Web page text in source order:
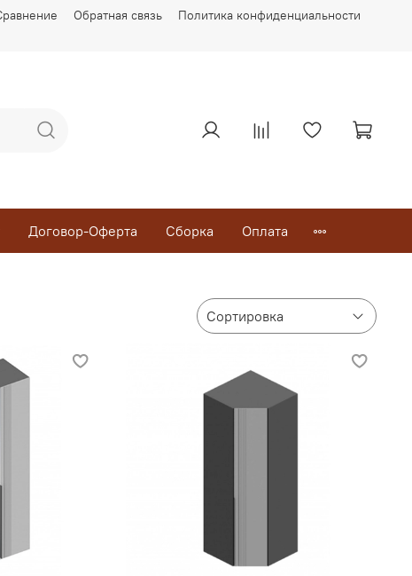
Обратная связь Политика конфиденциальности
Договор-Оферта Сборка Оплата